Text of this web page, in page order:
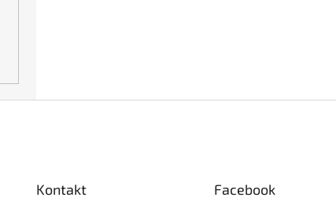
Kontakt Facebook